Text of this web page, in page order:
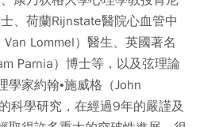
、荷蘭Rijnstate醫院心血管中
Van Lommel）醫生、英國著名
Parnia）博士等，以及弦理論
學家約翰•施威格（John
科學研究，在經過9年的嚴謹及